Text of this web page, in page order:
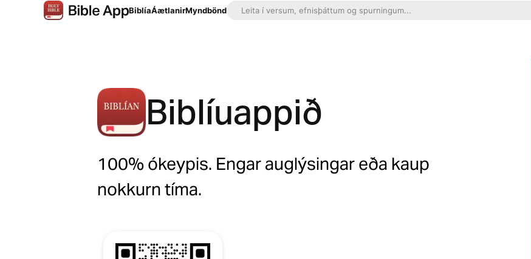
BiblíaÁætlanirMyndbönd
Biblíuappið
100% ókeypis. Engar auglýsingar eða kaup
nokkurn tíma.